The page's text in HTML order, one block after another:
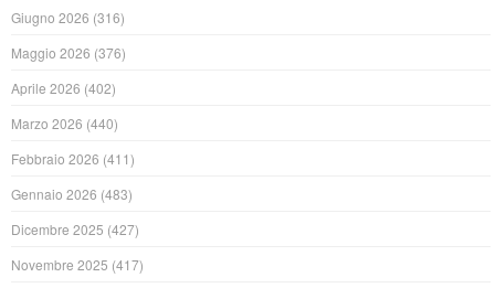
Giugno 2026 (316)
Maggio 2026 (376)
Aprile 2026 (402)
Marzo 2026 (440)
Febbraio 2026 (411)
Gennaio 2026 (483)
Dicembre 2025 (427)
Novembre 2025 (417)